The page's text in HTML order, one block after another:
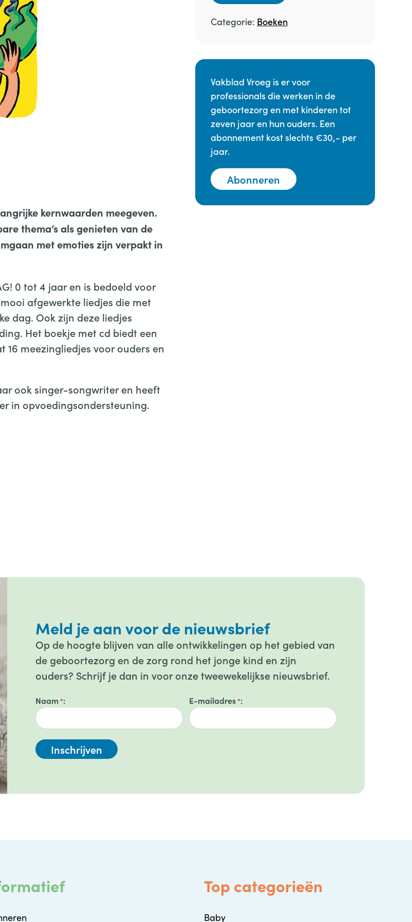
kernwaarden meegeven.
thema’s als genieten van de
met emoties zijn verpakt in
0 tot 4 jaar en is bedoeld voor
afgewerkte liedjes die met
dag. Ook zijn deze liedjes
Het boekje met cd biedt een
16 meezingliedjes voor ouders en
ook singer-songwriter en heeft
in opvoedingsondersteuning.
Categorie: Boeken
Vakblad Vroeg is er voor
professionals die werken in de
geboortezorg en met kinderen tot
zeven jaar en hun ouders. Een
abonnement kost slechts €30,- per
jaar.
Abonneren
Meld je aan voor de nieuwsbrief
Op de hoogte blijven van alle ontwikkelingen op het gebied van
de geboortezorg en de zorg rond het jonge kind en zijn
ouders? Schrijf je dan in voor onze tweewekelijkse nieuwsbrief.
Naam * E-mailadres*
Top categorieën
Baby